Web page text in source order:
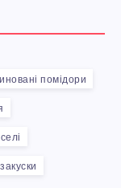
помідори
закуски